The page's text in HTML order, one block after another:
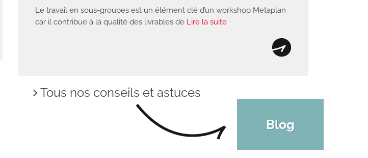
Le travail en sous-groupes est un élément clé d’un workshop Metaplan
car il contribue à la qualité des livrables de Lire la suite
Tous nos conseils et astuces
Blog